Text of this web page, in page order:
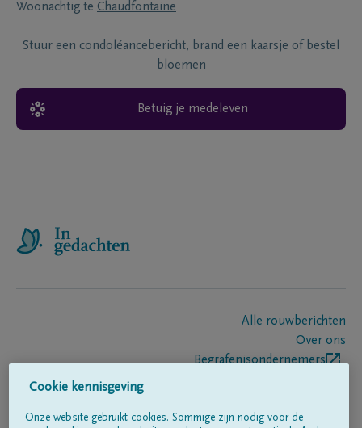
Woonachtig te Chaudfontaine
Stuur een condoléancebericht, brand een kaarsje of bestel
bloemen
Betuig je medeleven
Alle rouwberichten
Over ons
Begrafenisondernemers
Cookie kennisgeving
Onze website gebruikt cookies. Sommige zijn nodig voor de